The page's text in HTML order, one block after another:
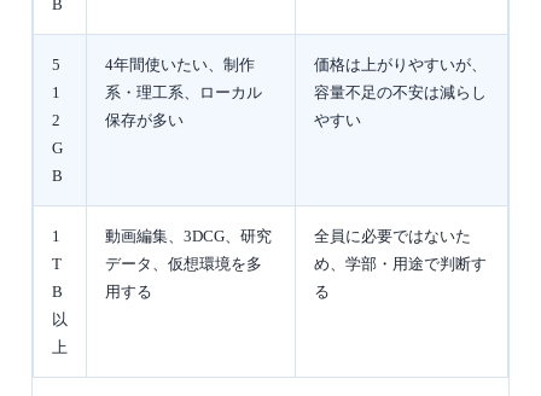
B
5
1
2
G
B
4年間使いたい、制作
系・理工系、ローカル
保存が多い
価格は上がりやすいが、
容量不足の不安は減らし
やすい
1
T
B
以
上
動画編集、3DCG、研究
データ、仮想環境を多
用する
全員に必要ではないた
め、学部・用途で判断す
る